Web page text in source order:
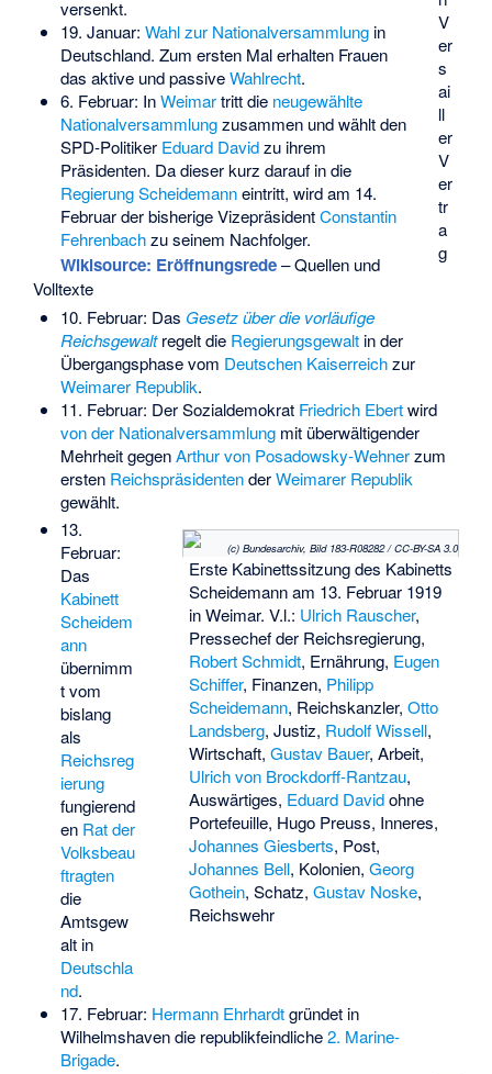
V
er
s
ai
ll
er
V
er
tr
a
g
versenkt.
19. Januar: Wahl zur Nationalversammlungin
Deutschland. Zum ersten Mal erhalten Frauen
das aktive und passiveWahlrecht.
6. Februar: InWeimartritt die neugewählte
Nationalversammlungzusammen und wählt den
SPD-Politiker Eduard Davidzu ihrem
Präsidenten. Da dieser kurz darauf in die
Regierung Scheidemanneintritt, wird am 14.
Februar der bisherige VizepräsidentConstantin
Fehrenbachzu seinem Nachfolger.
Wikisource: Eröffnungsrede– Quellen und
Volltexte
10. Februar: Das Gesetz über die vorläufige
Reichsgewaltregelt die Regierungsgewaltin der
Übergangsphase vom Deutschen Kaiserreichzur
Weimarer Republik.
11. Februar: Der Sozialdemokrat Friedrich Ebertwird
von der Nationalversammlungmit überwältigender
Mehrheit gegenArthur von Posadowsky-Wehnerzum
ersten ReichspräsidentenderWeimarer Republik
gewählt.
(c) Bundesarchiv, Bild 183-R08282 / CC-BY-SA 3.0
Erste Kabinettssitzung des Kabinetts
Scheidemann am 13. Februar 1919
in Weimar. V.l.: Ulrich Rauscher,
Pressechef der Reichsregierung,
Robert Schmidt, Ernährung, Eugen
Schiffer, Finanzen, Philipp
Scheidemann, Reichskanzler, Otto
Landsberg, Justiz, Rudolf Wissell,
Wirtschaft, Gustav Bauer, Arbeit,
Ulrich von Brockdorff-Rantzau,
Auswärtiges, Eduard Davidohne
Portefeuille, Hugo Preuss, Inneres,
Johannes Giesberts, Post,
Johannes Bell, Kolonien, Georg
Gothein, Schatz, Gustav Noske,
Reichswehr
13.
Februar:
Das
Kabinett
Scheidem
ann
übernimm
t vom
bislang
als
Reichsreg
ierung
fungierend
en Rat der
Volksbeau
ftragten
die
Amtsgew
alt in
Deutschla
nd.
17. Februar: Hermann Ehrhardtgründet in
Wilhelmshaven die republikfeindliche2. Marine-
Brigade.